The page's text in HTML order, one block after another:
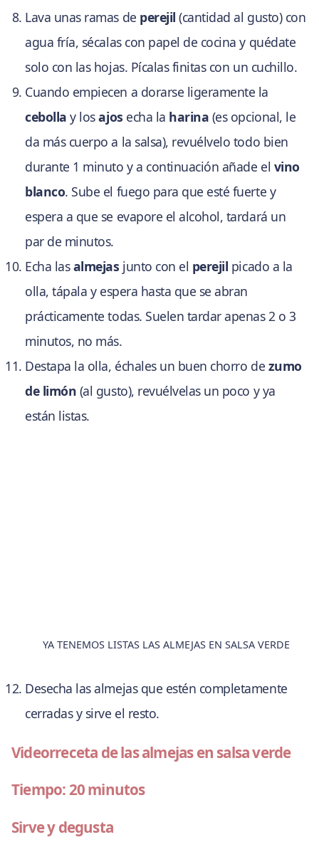
Lava unas ramas de perejil (cantidad al gusto) con
agua fría, sécalas con papel de cocina y quédate
solo con las hojas. Pícalas finitas con un cuchillo.
Cuando empiecen a dorarse ligeramente la
cebolla y losajos echa la harina (es opcional, le
da más cuerpo a la salsa), revuélvelo todo bien
durante 1 minuto y a continuación añade el vino
blanco. Sube el fuego para que esté fuerte y
espera a que se evapore el alcohol, tardará un
par de minutos.
Echa lasalmejas junto con el perejil picado a la
olla, tápala y espera hasta que se abran
prácticamente todas. Suelen tardar apenas 2 o 3
minutos, no más.
Destapa la olla, échales un buen chorro de zumo
de limón (al gusto), revuélvelas un poco y ya
están listas.
YA TENEMOS LISTAS LAS ALMEJAS EN SALSA VERDE
Desecha las almejas que estén completamente
cerradas y sirve el resto.
Videorreceta de las almejas en salsa verde
Tiempo: 20 minutos
Sirve y degusta